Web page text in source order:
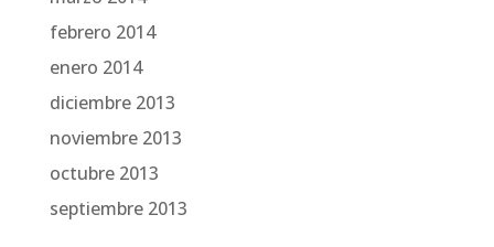
febrero 2014
enero 2014
diciembre 2013
noviembre 2013
octubre 2013
septiembre 2013